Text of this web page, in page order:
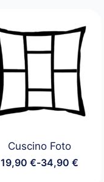
Cuscino Foto
19,90 €-34,90 €
Fascia